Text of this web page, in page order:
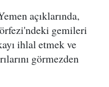
açıklarında,
gemileri
ihlal etmek ve
görmezden